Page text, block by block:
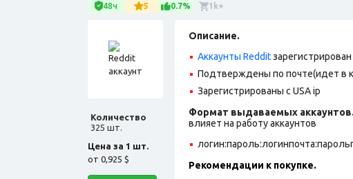
48ч 5 0.7% 1k+
Количество
325 шт.
Цена за 1 шт.
от 0,925 $
Описание.
Аккаунты Reddit
Подтверждены по почте(идет в
Зарегистрированы с USA ip
Формат выдаваемых аккаунтов.
влияет на работу аккаунтов
Рекомендации к покупке.